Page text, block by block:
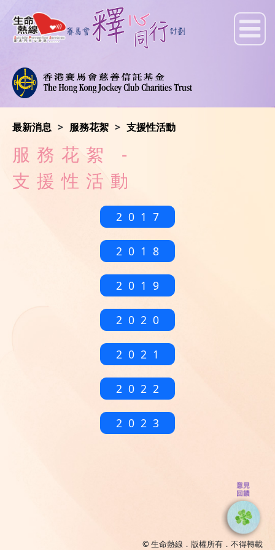
最新消息 服務花絮 支援性活動
服務花絮 -
支援性活動
2017
2018
2019
2020
2021
2022
2023
© 生命熱線．版權所有．不得轉載